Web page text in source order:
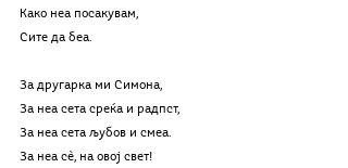
Како неа посакувам,
Сите да беа.
За другарка ми Симона,
За неа сета среќа и радпст,
За неа сета љубов и смеа.
За неа сè, на овој свет!